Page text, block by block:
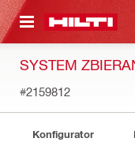
GŁÓWNEJ
SYSTEM
#2159812
Konfigurator